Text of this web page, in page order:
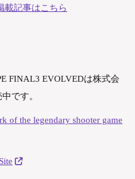
載記事はこちら
FINAL3 EVOLVEDは株式会
です。
of the legendary shooter game